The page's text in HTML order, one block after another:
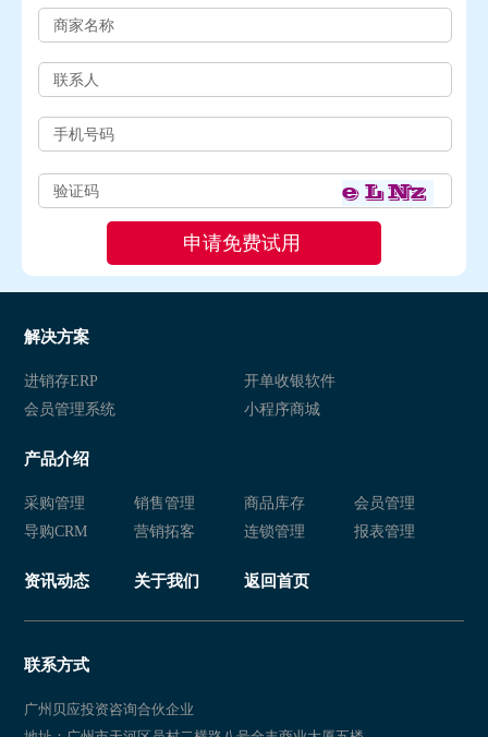
解决方案
进销存ERP
开单收银软件
会员管理系统
小程序商城
产品介绍
采购管理 销售管理 商品库存
会员管理
导购CRM
营销拓客 连锁管理 报表管理
资讯动态 关于我们 返回首页
联系方式
广州贝应投资咨询合伙企业